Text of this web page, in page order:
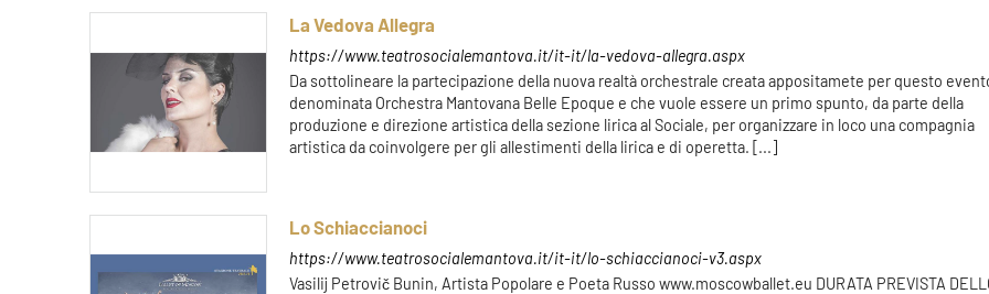
La Vedova Allegra
https://www.teatrosocialemantova.it/it-it/la-vedova-allegra.aspx
Da sottolineare la partecipazione della nuova realtà orchestrale creata appositamete per questo
denominata Orchestra Mantovana Belle Epoque e che vuole essere un primo spunto, da parte della
produzione e direzione artistica della sezione lirica al Sociale, per organizzare in loco una compagnia
artistica da coinvolgere per gli allestimenti della lirica e di operetta. [...]
Lo Schiaccianoci
https://www.teatrosocialemantova.it/it-it/lo-schiaccianoci-v3.aspx
Vasilij Petrovič Bunin, Artista Popolare e Poeta Russo www.moscowballet.eu DURATA PREVISTA